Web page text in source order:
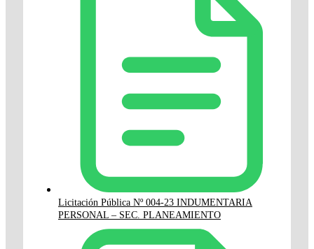
Licitación Pública Nº 004-23 INDUMENTARIA
PERSONAL – SEC. PLANEAMIENTO